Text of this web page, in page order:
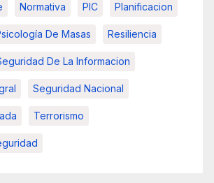
Normativa PIC Planificacion
De Masas Resiliencia
De La Informacion
Seguridad Nacional
Terrorismo